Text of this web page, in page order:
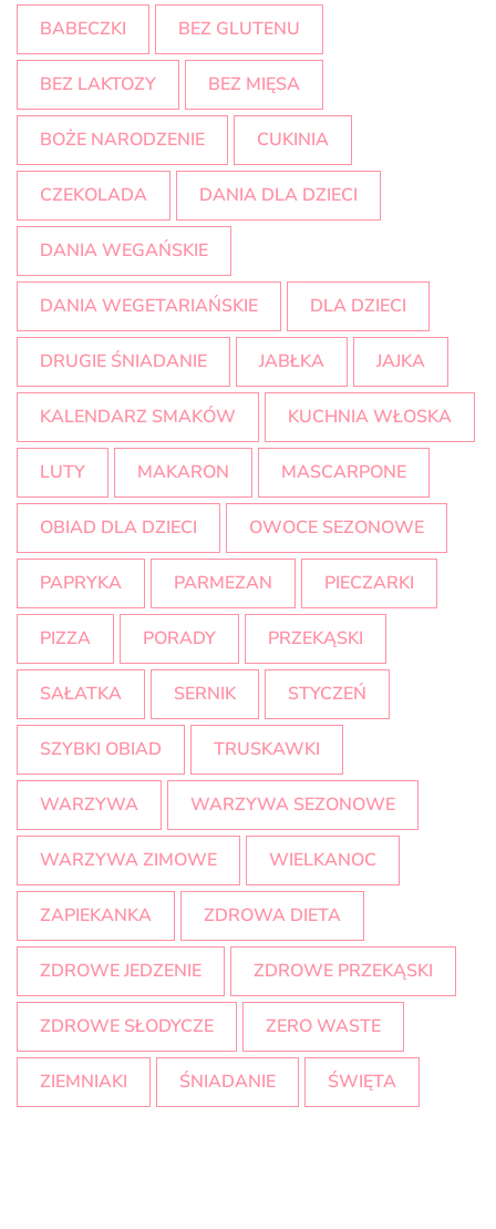
BABECZKI BEZ GLUTENU
BEZ LAKTOZY BEZ MIĘSA
BOŻE NARODZENIE CUKINIA
CZEKOLADA DANIA DLA DZIECI
DANIA WEGAŃSKIE
DANIA WEGETARIAŃSKIE DLA DZIECI
DRUGIE ŚNIADANIE JABŁKA JAJKA
KALENDARZ SMAKÓW KUCHNIA WŁOSKA
LUTY MAKARON MASCARPONE
OBIAD DLA DZIECI OWOCE SEZONOWE
PAPRYKA PARMEZAN PIECZARKI
PIZZA PORADY PRZEKĄSKI
SAŁATKA SERNIK STYCZEŃ
SZYBKI OBIAD TRUSKAWKI
WARZYWA WARZYWA SEZONOWE
WARZYWA ZIMOWE WIELKANOC
ZAPIEKANKA ZDROWA DIETA
ZDROWE JEDZENIE ZDROWE PRZEKĄSKI
ZDROWE SŁODYCZE ZERO WASTE
ZIEMNIAKI ŚNIADANIE ŚWIĘTA